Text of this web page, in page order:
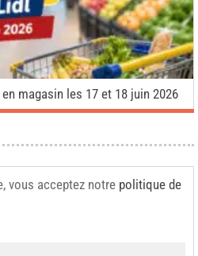
magasin les 17 et 18 juin 2026
vous acceptez notre politique de